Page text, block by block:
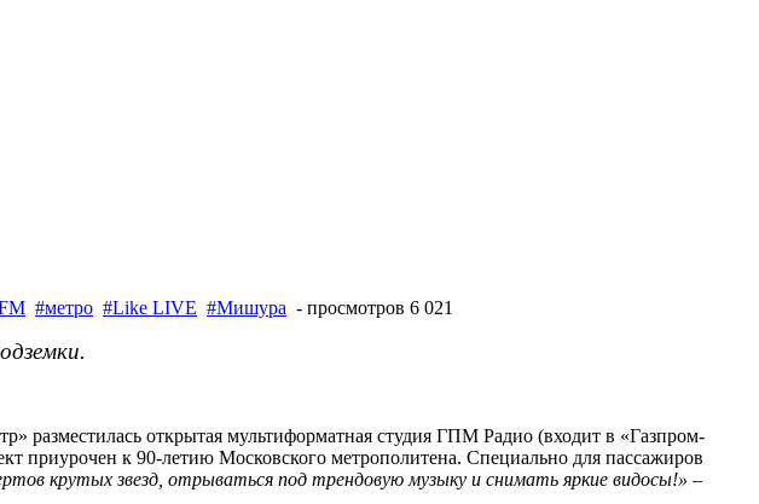
#метро #Like LIVE #Мишура - просмотров 6 021
разместилась открытая мультиформатная студия ГПМ Радио (входит в «Газпром-
приурочен к 90-летию Московского метрополитена. Специально для пассажиров
крутых звезд, отрываться под трендовую музыку и снимать яркие видосы!» –